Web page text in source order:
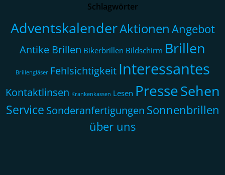
Schlagwörter
AdventskalenderAktionenAngebot
Antike Brillen Bikerbrillen Bildschirm Brillen
Brillengläser Fehlsichtigkeit Interessantes
Kontaktlinsen Krankenkassen Lesen PresseSehen
Service Sonderanfertigungen Sonnenbrillen
über uns